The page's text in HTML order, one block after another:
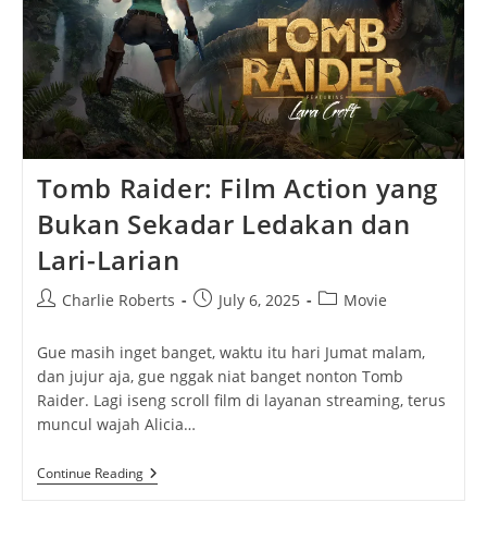
Tomb Raider: Film Action yang
Bukan Sekadar Ledakan dan
Lari-Larian
PostCharlie Roberts
PostJuly 6, 2025
PostMovie
Gue masih inget banget, waktu itu hari Jumat malam,
dan jujur aja, gue nggak niat banget nonton Tomb
Raider. Lagi iseng scroll film di layanan streaming, terus
muncul wajah Alicia…
Continue ReadingTomb
Raider: